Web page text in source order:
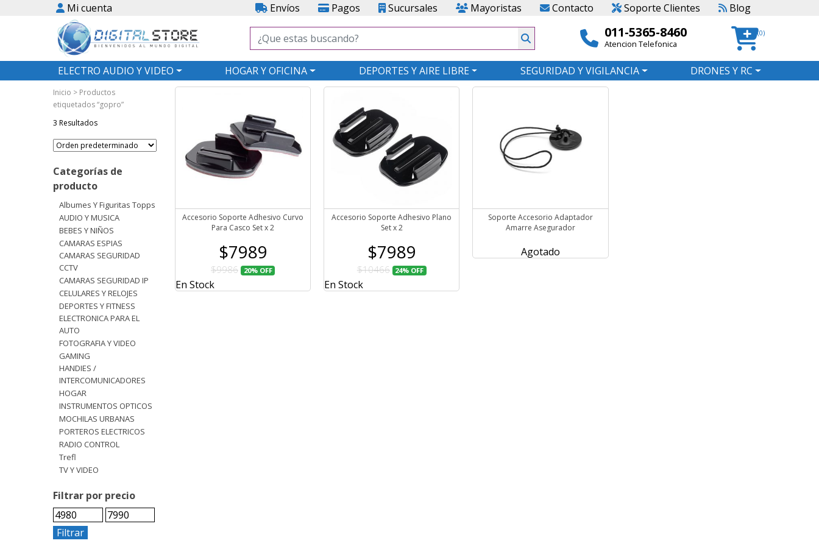
Mi cuenta Envíos Pagos Sucursales Mayoristas Contacto Soporte Clientes Blog
011-5365-8460
Atencion Telefonica
(0)
ELECTRO AUDIO Y VIDEO HOGAR Y OFICINA DEPORTES Y AIRE LIBRE SEGURIDAD Y VIGILANCIA DRONES Y RC
Inicio > Productos
etiquetados “gopro”
3 Resultados
Categorías de
producto
Albumes Y Figuritas Topps
AUDIO Y MUSICA
BEBES Y NIÑOS
CAMARAS ESPIAS
CAMARAS SEGURIDAD
CCTV
CAMARAS SEGURIDAD IP
CELULARES Y RELOJES
DEPORTES Y FITNESS
ELECTRONICA PARA EL
AUTO
FOTOGRAFIA Y VIDEO
GAMING
HANDIES /
INTERCOMUNICADORES
HOGAR
INSTRUMENTOS OPTICOS
MOCHILAS URBANAS
PORTEROS ELECTRICOS
RADIO CONTROL
Trefl
TV Y VIDEO
Filtrar por precio
Filtrar
Accesorio Soporte Adhesivo Curvo
Para Casco Set x 2
$7989
$9986 20% OFF
En Stock
Accesorio Soporte Adhesivo Plano
Set x 2
$7989
$10466 24% OFF
En Stock
Soporte Accesorio Adaptador
Amarre Asegurador
Agotado